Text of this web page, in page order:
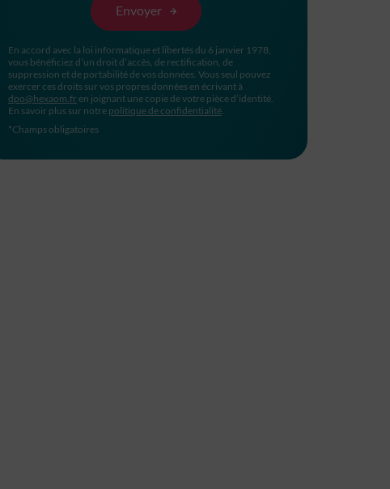
En accord avec la loi informatique et libertés du 6 janvier 1978,
vous bénéficiez d’un droit d’accès, de rectification, de
suppression et de portabilité de vos données. Vous seul pouvez
exercer ces droits sur vos propres données en écrivant à
dpo@hexaom.fr en joignant une copie de votre pièce d’identité.
En savoir plus sur notre politique de confidentialité
*Champs obligatoires